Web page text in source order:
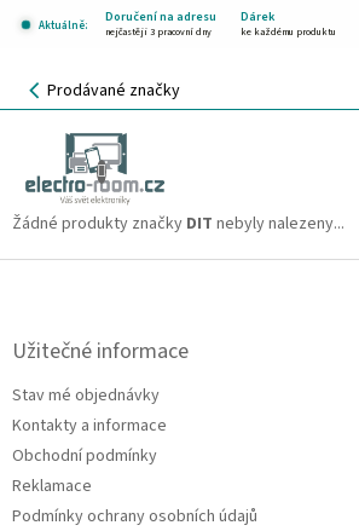
Aktuálně:
Doručení na adresu Dárek
nejčastěji 3 pracovní dny ke každému produktu
NÁKUPNÍ
KOŠÍK
Prodávané značky
Žádné produkty značky DIT nebyly nalezeny...
Z
Užitečné informace
Stav mé objednávky
Kontakty a informace
Obchodní podmínky
Reklamace
Podmínky ochrany osobních údajů